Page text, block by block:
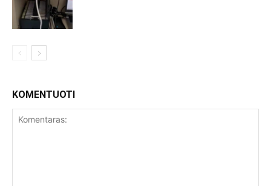
KOMENTUOTI